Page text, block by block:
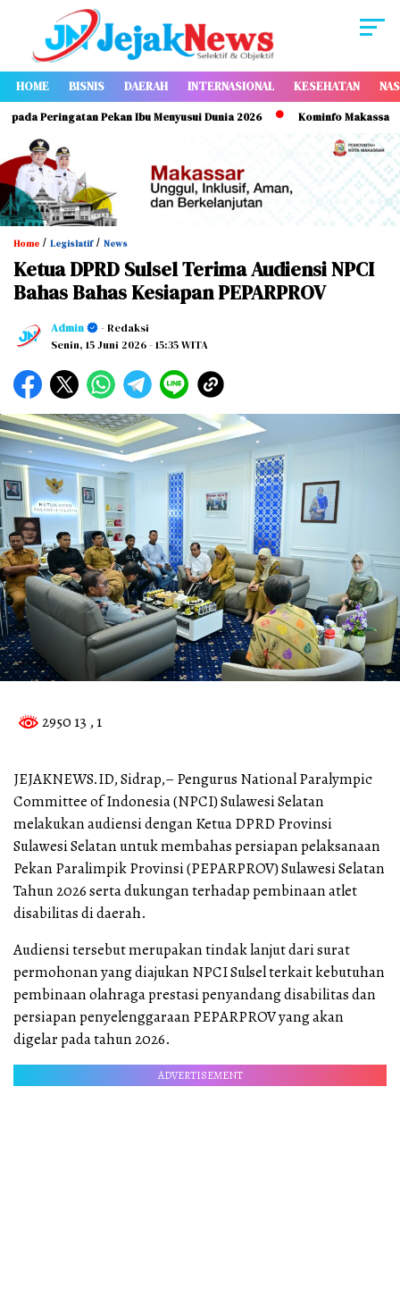
HOME BISNIS DAERAH INTERNASIONAL KESEHATAN
Pekan Ibu Menyusui Dunia 2026 Kominfo Makassar
Home / Legislatif/ News
Ketua DPRD Sulsel Terima Audiensi NPCI
Bahas Bahas Kesiapan PEPARPROV
Admin
- Redaksi
Senin, 15 Juni 2026- 15:35 WITA
2950 13 , 1
JEJAKNEWS.ID, Sidrap,– Pengurus National Paralympic
Committee of Indonesia (NPCI) Sulawesi Selatan
melakukan audiensi dengan Ketua DPRD Provinsi
Sulawesi Selatan untuk membahas persiapan pelaksanaan
Pekan Paralimpik Provinsi (PEPARPROV) Sulawesi Selatan
Tahun 2026 serta dukungan terhadap pembinaan atlet
disabilitas di daerah.
Audiensi tersebut merupakan tindak lanjut dari surat
permohonan yang diajukan NPCI Sulsel terkait kebutuhan
pembinaan olahraga prestasi penyandang disabilitas dan
persiapan penyelenggaraan PEPARPROV yang akan
digelar pada tahun 2026.
ADVERTISEMENT